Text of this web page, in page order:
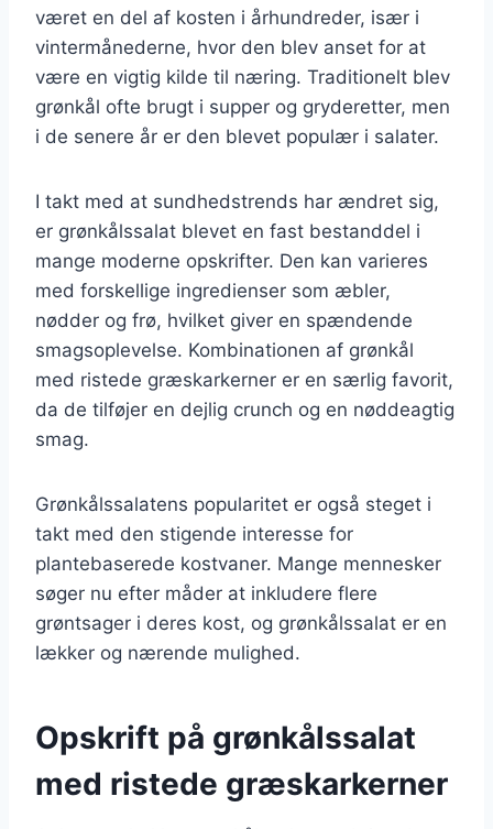
været en del af kosten i århundreder, især i
vintermånederne, hvor den blev anset for at
være en vigtig kilde til næring. Traditionelt blev
grønkål ofte brugt i supper og gryderetter, men
i de senere år er den blevet populær i salater.
I takt med at sundhedstrends har ændret sig,
er grønkålssalat blevet en fast bestanddel i
mange moderne opskrifter. Den kan varieres
med forskellige ingredienser som æbler,
nødder og frø, hvilket giver en spændende
smagsoplevelse. Kombinationen af grønkål
med ristede græskarkerner er en særlig favorit,
da de tilføjer en dejlig crunch og en nøddeagtig
smag.
Grønkålssalatens popularitet er også steget i
takt med den stigende interesse for
plantebaserede kostvaner. Mange mennesker
søger nu efter måder at inkludere flere
grøntsager i deres kost, og grønkålssalat er en
lækker og nærende mulighed.
Opskrift på grønkålssalat
med ristede græskarkerner